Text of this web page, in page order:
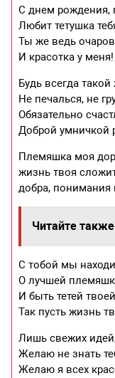
С днем рождения,
Любит тетушка
Ты же ведь
И красотка у меня!
Будь всегда
Не печалься, не
Обязательно
Доброй умничкой
Племяшка моя
жизнь твоя
добра, понимания
Читайте
С тобой мы
О лучшей
И быть тетей
Так пусть жизнь
Лишь свежих
Желаю не знать
Желаю я всех